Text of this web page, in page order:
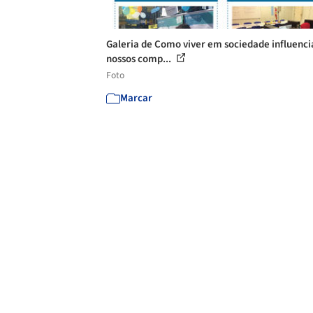
Galeria de Como viver em sociedade
nossos comp...
Foto
Marcar